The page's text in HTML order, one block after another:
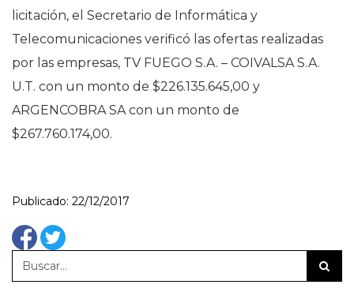
licitación, el Secretario de Informática y
Telecomunicaciones verificó las ofertas realizadas
por las empresas, TV FUEGO S.A. – COIVALSA S.A.
U.T. con un monto de $226.135.645,00 y
ARGENCOBRA SA con un monto de
$267.760.174,00.
Publicado: 22/12/2017